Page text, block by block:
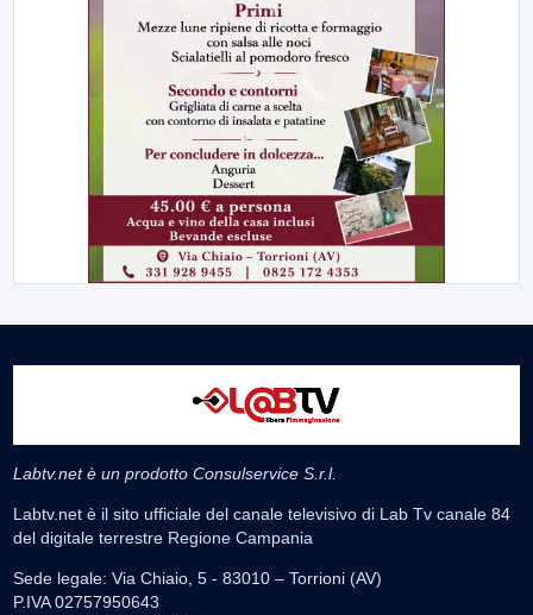
Labtv.net è un prodotto Consulservice S.r.l.
Labtv.net è il sito ufficiale del canale televisivo di Lab Tv canale 84
del digitale terrestre Regione Campania
Sede legale: Via Chiaio, 5 - 83010 – Torrioni (AV)
P.IVA 02757950643